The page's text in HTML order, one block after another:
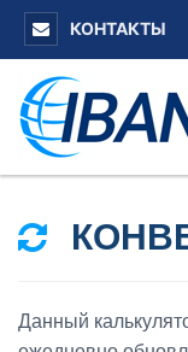
КОНТАКТЫ
Данный